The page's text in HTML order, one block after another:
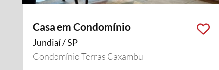
Casa em Condomínio
Jundiaí / SP
Condomínio Terras Caxambu